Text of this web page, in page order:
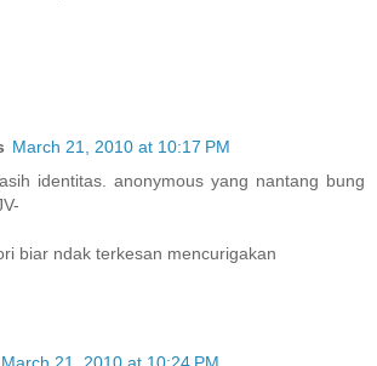
March 21, 2010 at 10:17 PM
identitas. anonymous yang nantang bung
biar ndak terkesan mencurigakan
March 21, 2010 at 10:24 PM